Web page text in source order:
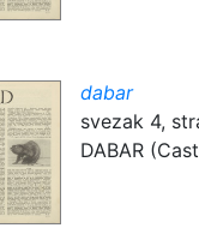
dabar
svezak 4,
DABAR